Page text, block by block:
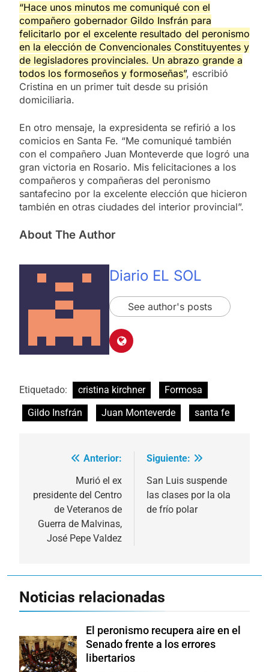
“Hace unos minutos me comuniqué con el
compañero gobernador Gildo Insfrán para
felicitarlo por el excelente resultado del peronismo
en la elección de Convencionales Constituyentes y
de legisladores provinciales. Un abrazo grande a
todos los formoseños y formoseñas”, escribió
Cristina en un primer tuit desde su prisión
domiciliaria.
En otro mensaje, la expresidenta se refirió a los
comicios en Santa Fe. “Me comuniqué también
con el compañero Juan Monteverde que logró una
gran victoria en Rosario. Mis felicitaciones a los
compañeros y compañeras del peronismo
santafecino por la excelente elección que hicieron
también en otras ciudades del interior provincial”.
About The Author
Diario EL SOL
See author's posts
Etiquetado: cristina kirchner
Formosa
Gildo Insfrán
Juan Monteverde santa fe
Navegación
entradas
Anterior:
Murió el ex
presidente del Centro
de Veteranos de
Guerra de Malvinas,
José Pepe Valdez
Siguiente:
San Luis suspende
las clases por la ola
de frío polar
Noticias relacionadas
El peronismo recupera aire en el
Senado frente a los errores
libertarios